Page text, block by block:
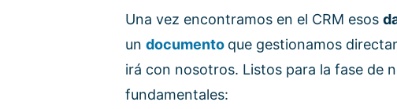
Una vez encontramos en el CRM esos
un documento que gestionamos
irá con nosotros. Listos para la fase de
fundamentales: